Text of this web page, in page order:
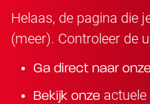
Helaas, de pagina die
(meer). Controleer de
Ga direct naar
Bekijk onze